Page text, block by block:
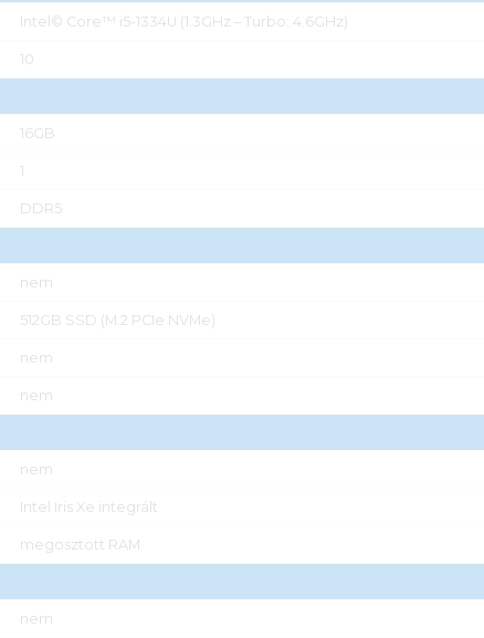
Intel© Core™ i5-1334U (1.3GHz – Turbo: 4.6GHz)
10
16GB
1
DDR5
nem
512GB SSD (M.2 PCIe NVMe)
nem
nem
nem
Intel Iris Xe integrált
megosztott RAM
nem